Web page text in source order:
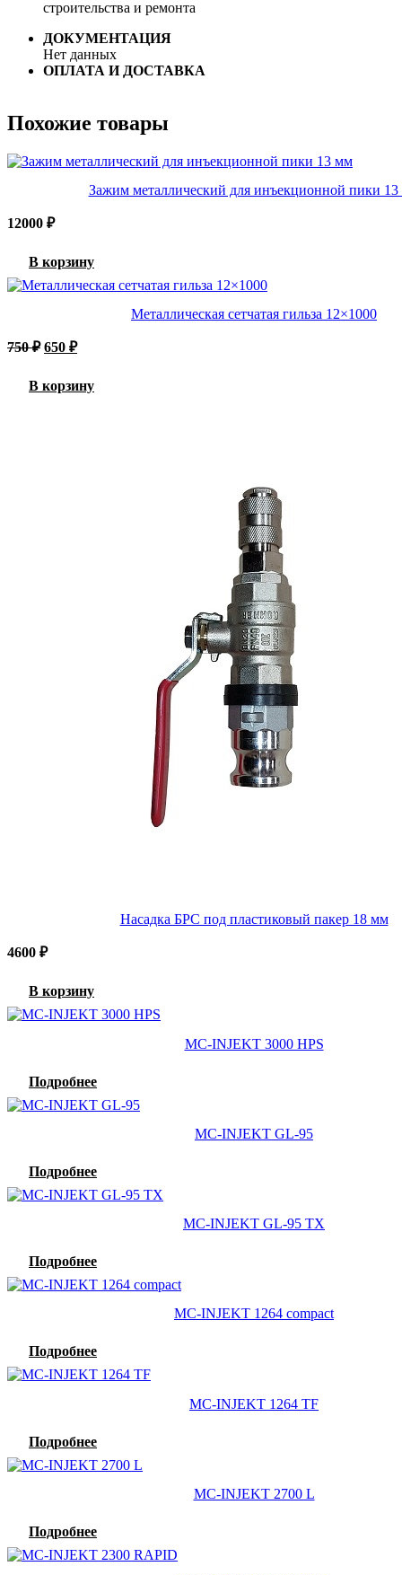
строительства и ремонта
ДОКУМЕНТАЦИЯ
Нет данных
ОПЛАТА И ДОСТАВКА
Похожие товары
Зажим металлический для инъекционной пики
12000 ₽
В корзину
Металлическая сетчатая гильза 12×1000
750₽ Первоначальная
750 ₽.
650 ₽Текущая
В корзину
Насадка БРС под пластиковый пакер 18 мм
4600 ₽
В корзину
MC-INJEKT 3000 HPS
Подробнее
MC-INJEKT GL-95
Подробнее
MC-INJEKT GL-95 TX
Подробнее
MC-INJEKT 1264 compact
Подробнее
MC-INJEKT 1264 TF
Подробнее
MC-INJEKT 2700 L
Подробнее